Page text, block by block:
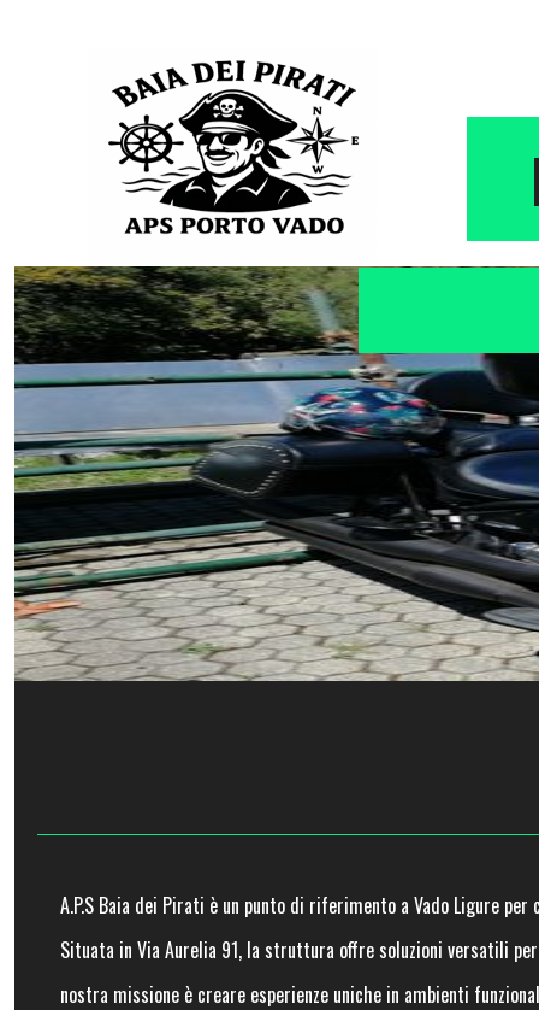
A.P.S Baia dei Pirati è un punto di riferimento a Vado Ligure
Situata in Via Aurelia 91, la struttura offre soluzioni versatili
nostra missione è creare esperienze uniche in ambienti